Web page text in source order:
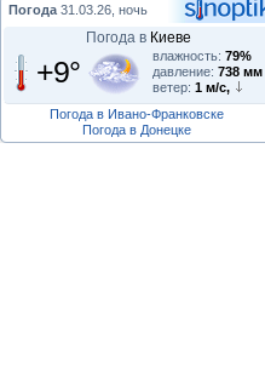
Погода 31.03.26, ночь
Погода в Киеве
+9° влажность: 79%
давление: 738 мм
ветер: 1 м/с,
Погода в Ивано-Франковске
Погода в Донецке